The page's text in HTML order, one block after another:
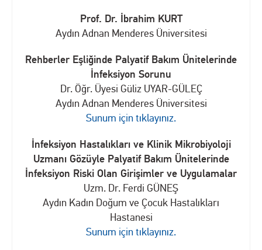
Prof. Dr. İbrahim KURT
Aydın Adnan Menderes Üniversitesi
Rehberler Eşliğinde Palyatif Bakım Ünitelerinde
İnfeksiyon Sorunu
Dr. Öğr. Üyesi Güliz UYAR-GÜLEÇ
Aydın Adnan Menderes Üniversitesi
Sunum için tıklayınız.
İnfeksiyon Hastalıkları ve Klinik Mikrobiyoloji
Uzmanı Gözüyle Palyatif Bakım Ünitelerinde
İnfeksiyon Riski Olan Girişimler ve Uygulamalar
Uzm. Dr. Ferdi GÜNEŞ
Aydın Kadın Doğum ve Çocuk Hastalıkları
Hastanesi
Sunum için tıklayınız.